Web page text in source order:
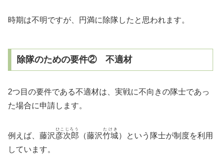
時期は不明ですが、円満に除隊したと思われます。
除隊のための要件② 不適材
2つ目の要件である不適材は、実戦に不向きの隊士であっ
た場合に申請します。
例えば、藤沢 彦次郎
ひこじろう
（藤沢竹城
たけき
）という隊士が制度を利用
しています。